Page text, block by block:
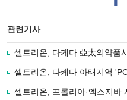
이
로
기
사
유
관련기사
셀트리온, 다케다 亞太의약품
셀트리온, 다케다 아태지역
셀트리온, 프롤리아·엑스지바